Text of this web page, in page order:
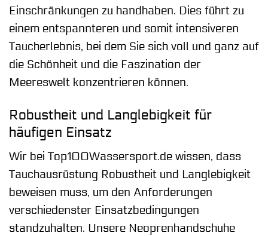
Einschränkungen zu handhaben. Dies führt zu
einem entspannteren und somit intensiveren
Taucherlebnis, bei dem Sie sich voll und ganz auf
die Schönheit und die Faszination der
Meereswelt konzentrieren können.
Robustheit und Langlebigkeit für
häufigen Einsatz
Wir bei Top100Wassersport.de wissen, dass
Tauchausrüstung Robustheit und Langlebigkeit
beweisen muss, um den Anforderungen
verschiedenster Einsatzbedingungen
standzuhalten. Unsere Neoprenhandschuhe